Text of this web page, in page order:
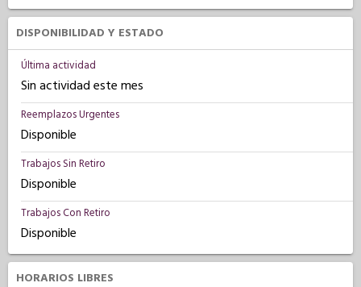
DISPONIBILIDAD Y ESTADO
Última actividad
Sin actividad este mes
Reemplazos Urgentes
Disponible
Trabajos Sin Retiro
Disponible
Trabajos Con Retiro
Disponible
HORARIOS LIBRES